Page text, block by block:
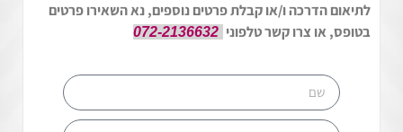
לתיאום הדרכה ו/או קבלת פרטים נוספים, נא השאירו פרטים
בטופס, או צרו קשר טלפוני 072-2136632